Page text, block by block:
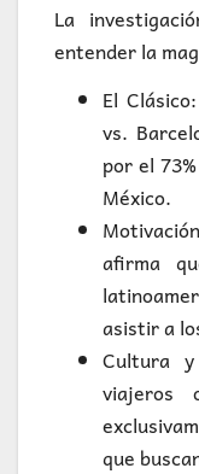
La
entender la
El
vs.
por el
México.
afirma
asistir a
Cultura
viajeros
que